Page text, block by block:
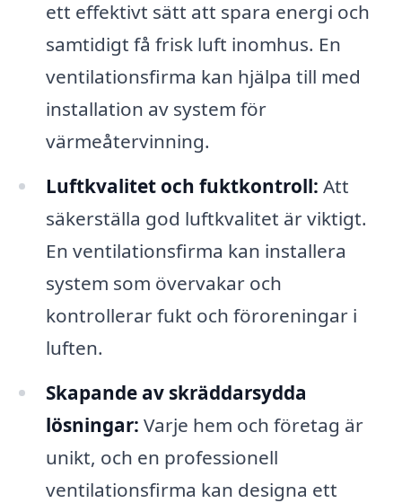
ett effektivt sätt att spara energi och
samtidigt få frisk luft inomhus. En
ventilationsfirma kan hjälpa till med
installation av system för
värmeåtervinning.
Luftkvalitet och fuktkontroll: Att
säkerställa god luftkvalitet är viktigt.
En ventilationsfirma kan installera
system som övervakar och
kontrollerar fukt och föroreningar i
luften.
Skapande av skräddarsydda
lösningar: Varje hem och företag är
unikt, och en professionell
ventilationsfirma kan designa ett